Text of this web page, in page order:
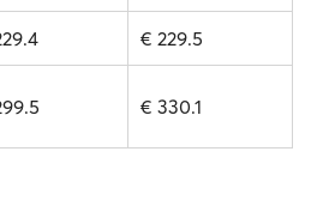
€ 229.5
€ 330.1